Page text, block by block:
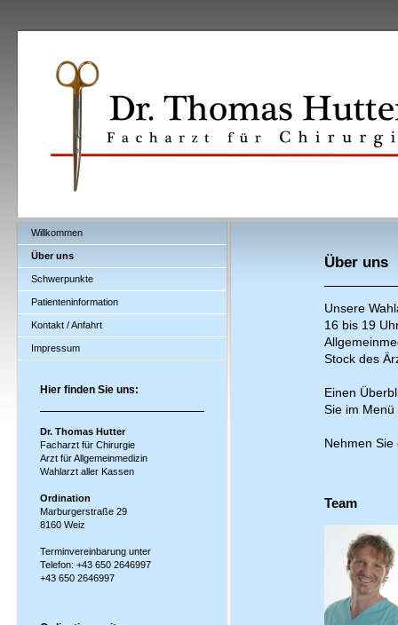
Willkommen
Über uns
Schwerpunkte
Patienteninformation
Kontakt / Anfahrt
Impressum
Hier finden Sie uns:
Dr. Thomas Hutter
Facharzt für Chirurgie
Arzt für Allgemeinmedizin
Wahlarzt aller Kassen
Ordination
Marburgerstraße 29
8160 Weiz
Terminvereinbarung unter
Telefon: +43 650 2646997
+43 650 2646997
Über uns
Unsere
16 bis 19
Stock des
Einen
Sie im
Nehmen
Team